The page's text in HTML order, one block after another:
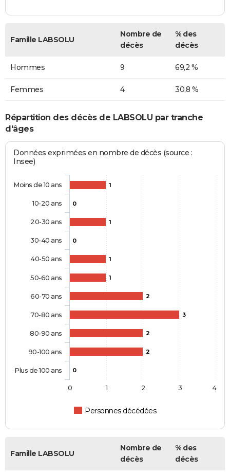
Famille LABSOLU
Nombre de
décès
% des
décès
Hommes 9 69,2 %
Femmes 4 30,8 %
Répartition des décès de LABSOLU par tranche
d'âges
Données exprimées en nombre de décès (source :
Insee)
1
0
1
0
1
1
2
3
2
2
0
Personnes décédées
Moins de 10 ans
10-20 ans
20-30 ans
30-40 ans
40-50 ans
50-60 ans
60-70 ans
70-80 ans
80-90 ans
90-100 ans
Plus de 100 ans
0 1 2 3 4
Famille LABSOLU
Nombre de
décès
% des
décès